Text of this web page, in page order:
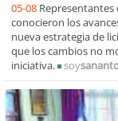
05-08
conocieron los
nueva estrategia de
que los cambios no
iniciativa.
soy